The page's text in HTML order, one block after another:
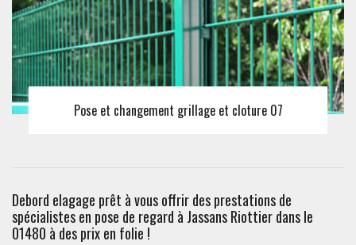
Pose et changement grillage et cloture 07
Debord elagage prêt à vous offrir des prestations de
spécialistes en pose de regard à Jassans Riottier dans le
01480 à des prix en folie !